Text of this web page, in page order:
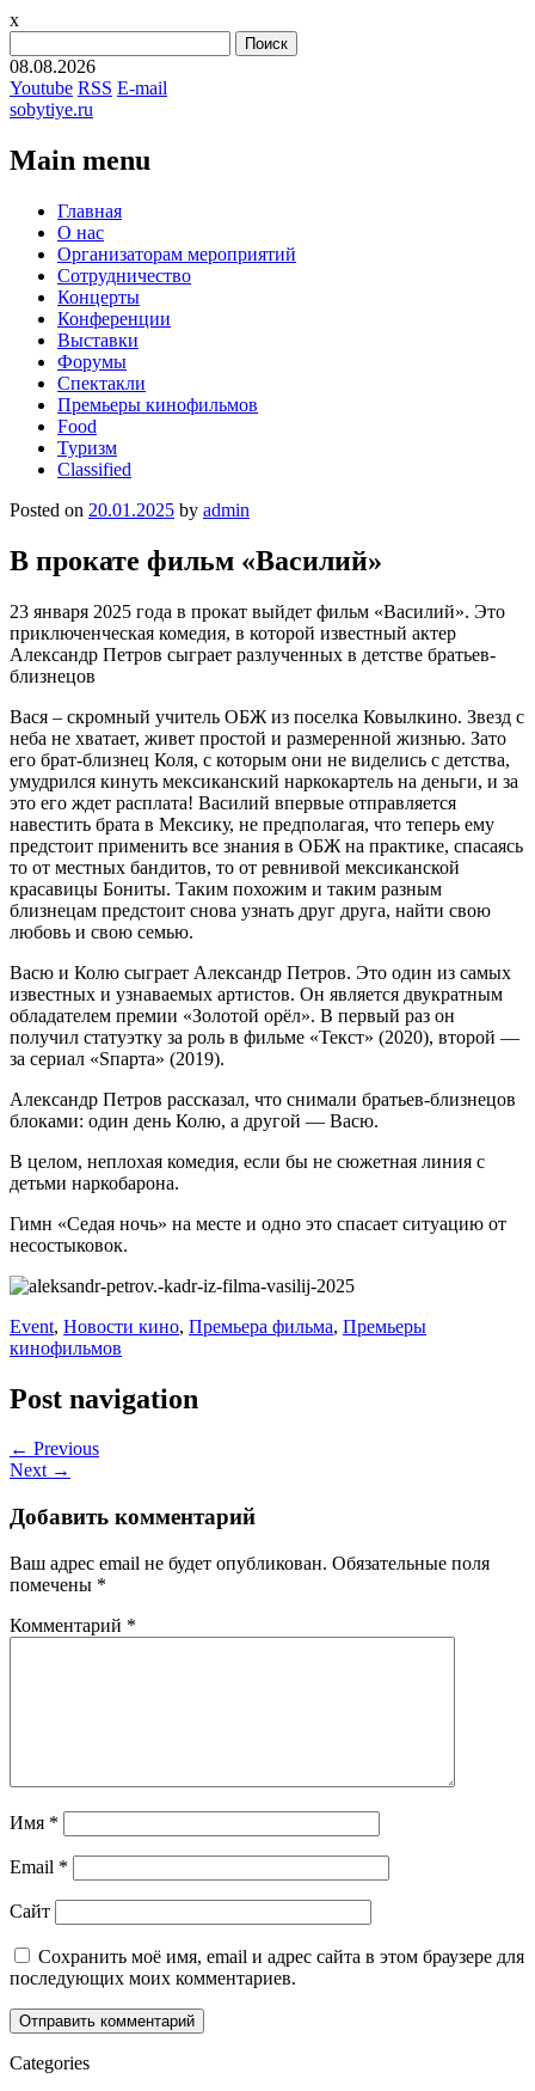
x
08.08.2026
Youtube RSS E-mail
sobytiye.ru
Main menu
Skip
content
Главная
О нас
Организаторам мероприятий
Сотрудничество
Концерты
Конференции
Выставки
Форумы
Спектакли
Премьеры кинофильмов
Food
Туризм
Сlassified
Posted on 20.01.2025 by admin
В прокате фильм «Василий»
23 января 2025 года в прокат выйдет фильм «Василий». Это
приключенческая комедия, в которой известный актер
Александр Петров сыграет разлученных в детстве братьев-
близнецов
Вася – скромный учитель ОБЖ из поселка Ковылкино. Звезд с
неба не хватает, живет простой и размеренной жизнью. Зато
его брат-близнец Коля, с которым они не виделись с детства,
умудрился кинуть мексиканский наркокартель на деньги, и за
это его ждет расплата! Василий впервые отправляется
навестить брата в Мексику, не предполагая, что теперь ему
предстоит применить все знания в ОБЖ на практике, спасаясь
то от местных бандитов, то от ревнивой мексиканской
красавицы Бониты. Таким похожим и таким разным
близнецам предстоит снова узнать друг друга, найти свою
любовь и свою семью.
Васю и Колю сыграет Александр Петров. Это один из самых
известных и узнаваемых артистов. Он является двукратным
обладателем премии «Золотой орёл». В первый раз он
получил статуэтку за роль в фильме «Текст» (2020), второй —
за сериал «Sпарта» (2019).
Александр Петров рассказал, что снимали братьев-близнецов
блоками: один день Колю, а другой — Васю.
В целом, неплохая комедия, если бы не сюжетная линия с
детьми наркобарона.
Гимн «Седая ночь» на месте и одно это спасает ситуацию от
несостыковок.
Event, Новости кино, Премьера фильма, Премьеры
кинофильмов
Post navigation
← Previous
Next →
Добавить комментарий
Ваш адрес email не будет опубликован. Обязательные поля
помечены *
Комментарий *
Имя *
Email *
Сайт
Сохранить моё имя, email и адрес сайта в этом браузере для
последующих моих комментариев.
Categories